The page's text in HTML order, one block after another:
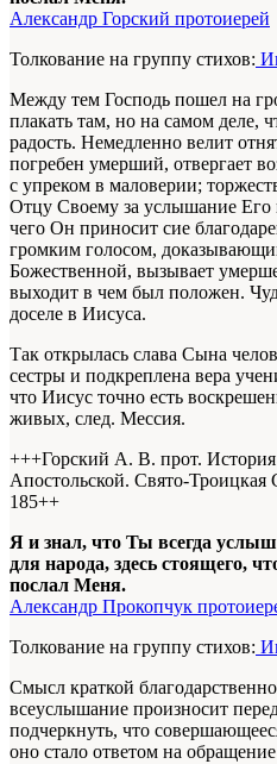
Александр Горский протоиерей
Толкование на группу стихов:
Между тем Господь пошел на
плакать там, но на самом деле,
радость. Немедленно велит
погребен умерший, отвергает
с упреком в маловерии;
Отцу Своему за услышание Его
чего Он приносит сие
громким голосом,
Божественной, вызывает
выходит в чем был положен.
доселе в Иисуса.
Так открылась слава Сына
сестры и подкреплена вера
что Иисус точно есть
живых, след. Мессия.
+++Горский А. В. прот.
Апостольской. Свято-Троицкая
185++
Я и знал, что Ты всегда
для народа, здесь стоящего,
послал Меня.
Александр Прокопчук
Толкование на группу стихов:
Смысл краткой
всеуслышание произносит
подчеркнуть, что
оно стало ответом на